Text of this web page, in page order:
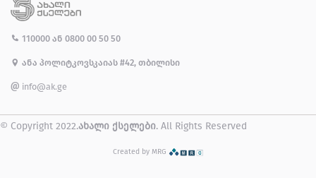
110000 ან 0800 00 50 50
ანა პოლიტკოვსკაიას #42, თბილისი
info@ak.ge
© Copyright 2022.ახალი ქსელები. All Rights Reserved
Created by MRG